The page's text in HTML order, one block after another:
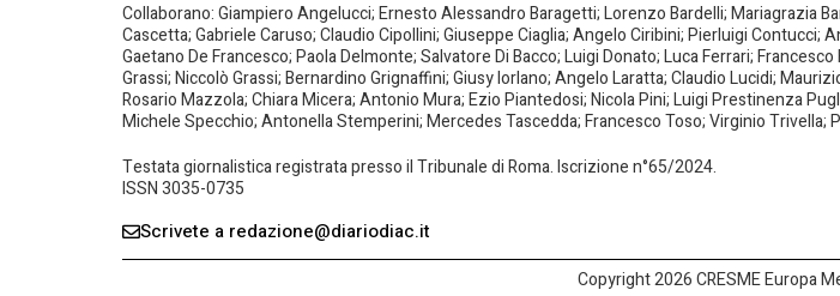
Collaborano: Giampiero Angelucci; Ernesto Alessandro Baragetti; Lorenzo Bardelli; Mariagrazia
Cascetta; Gabriele Caruso; Claudio Cipollini; Giuseppe Ciaglia; Angelo Ciribini; Pierluigi Contucci;
Gaetano De Francesco; Paola Delmonte; Salvatore Di Bacco; Luigi Donato; Luca Ferrari;
Grassi; Niccolò Grassi; Bernardino Grignaffini; Giusy Iorlano; Angelo Laratta; Claudio Lucidi;
Rosario Mazzola; Chiara Micera; Antonio Mura; Ezio Piantedosi; Nicola Pini; Luigi Prestinenza
Michele Specchio; Antonella Stemperini; Mercedes Tascedda; Francesco Toso; Virginio Trivella;
Testata giornalistica registrata presso il Tribunale di Roma. Iscrizione n°65/2024.
ISSN 3035-0735
Scrivete a redazione@diariodiac.it
Copyright 2026 CRESME Europa